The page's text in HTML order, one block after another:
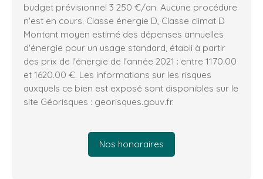
budget prévisionnel 3 250 €/an. Aucune procédure
n'est en cours. Classe énergie D, Classe climat D
Montant moyen estimé des dépenses annuelles
d'énergie pour un usage standard, établi à partir
des prix de l'énergie de l'année 2021 : entre 1170.00
et 1620.00 €. Les informations sur les risques
auxquels ce bien est exposé sont disponibles sur le
site Géorisques : georisques.gouv.fr.
Nos honoraires